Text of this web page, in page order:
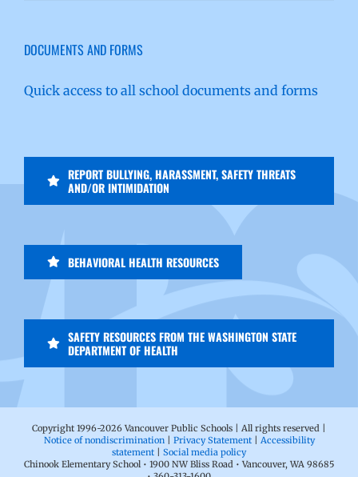
DOCUMENTS AND FORMS
Quick access to all school documents and forms
REPORT BULLYING, HARASSMENT, SAFETY THREATS
AND/OR INTIMIDATION
BEHAVIORAL HEALTH RESOURCES
SAFETY RESOURCES FROM THE WASHINGTON STATE
DEPARTMENT OF HEALTH
Copyright 1996-2026 Vancouver Public Schools | All rights reserved |
Notice of nondiscrimination| Privacy Statement| Accessibility
statement | Social media policy
Chinook Elementary School • 1900 NW Bliss Road • Vancouver, WA 98685